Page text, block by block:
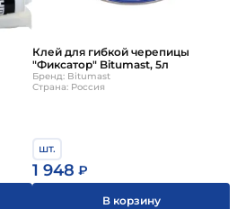
Клей для гибкой черепицы
"Фиксатор" Bitumast, 5л
Бренд: Bitumast
Страна: Россия
шт.
1 948 ₽
В корзину